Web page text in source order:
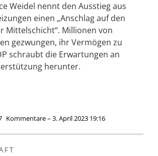
Weidel nennt den Ausstieg aus
einen „Anschlag auf den
Mittelschicht“. Millionen von
gezwungen, ihr Vermögen zu
schraubt die Erwartungen an
herunter.
Kommentare – 3. April 2023 19:16